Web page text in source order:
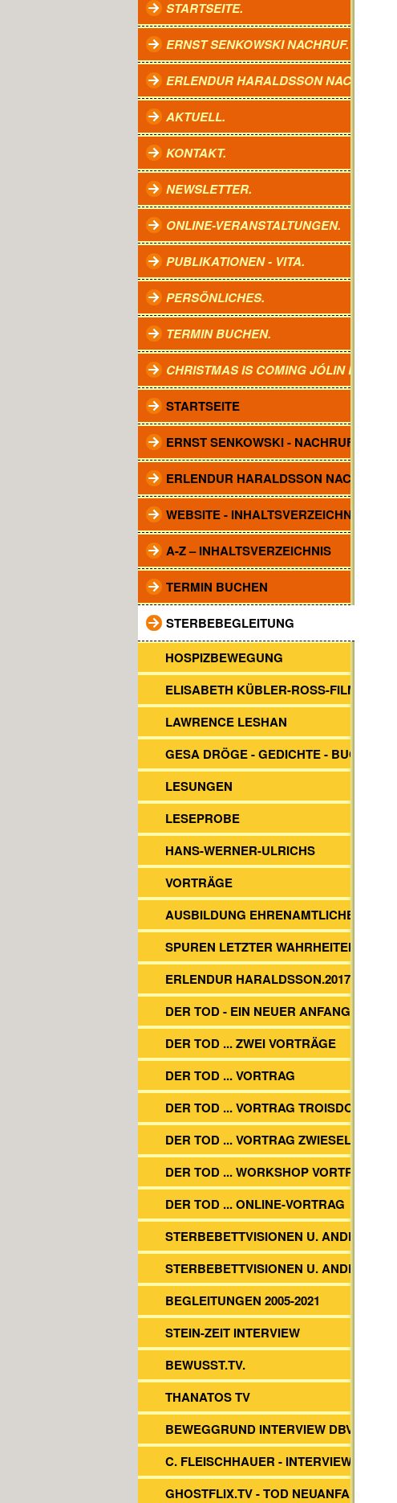
STARTSEITE.
ERNST SENKOWSKI NACHRUF.
ERLENDUR HARALDSSON NACHRUF.
AKTUELL.
KONTAKT.
NEWSLETTER.
ONLINE-VERANSTALTUNGEN.
PUBLIKATIONEN - VITA.
PERSÖNLICHES.
TERMIN BUCHEN.
CHRISTMAS IS COMING JÓLIN KOMA.
STARTSEITE
ERNST SENKOWSKI - NACHRUF
ERLENDUR HARALDSSON NACHRUF
WEBSITE - INHALTSVERZEICHNIS
A-Z – INHALTSVERZEICHNIS
TERMIN BUCHEN
STERBEBEGLEITUNG
HOSPIZBEWEGUNG
ELISABETH KÜBLER-ROSS-FILME
LAWRENCE LESHAN
GESA DRÖGE - GEDICHTE - BUCH
LESUNGEN
LESEPROBE
HANS-WERNER-ULRICHS
VORTRÄGE
AUSBILDUNG EHRENAMTLICHER
SPUREN LETZTER WAHRHEITEN.
ERLENDUR HARALDSSON.2017
DER TOD - EIN NEUER ANFANG?
DER TOD ... ZWEI VORTRÄGE
DER TOD ... VORTRAG
DER TOD ... VORTRAG TROISDORF
DER TOD ... VORTRAG ZWIESEL
DER TOD ... WORKSHOP VORTRAG
DER TOD ... ONLINE-VORTRAG
STERBEBETTVISIONEN U. ANDERES.
STERBEBETTVISIONEN U. ANDERES
BEGLEITUNGEN 2005-2021
STEIN-ZEIT INTERVIEW
BEWUSST.TV.
THANATOS TV
BEWEGGRUND INTERVIEW DBVs
C. FLEISCHHAUER - INTERVIEW DBV.
GHOSTFLIX.TV - TOD NEUANFANG?